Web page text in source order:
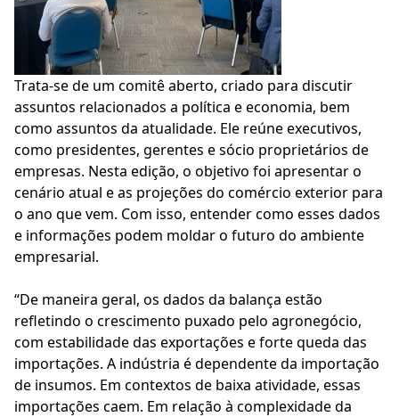
Trata-se de um comitê aberto, criado para discutir
assuntos relacionados a política e economia, bem
como assuntos da atualidade. Ele reúne executivos,
como presidentes, gerentes e sócio proprietários de
empresas. Nesta edição, o objetivo foi apresentar o
cenário atual e as projeções do comércio exterior para
o ano que vem. Com isso, entender como esses dados
e informações podem moldar o futuro do ambiente
empresarial.
“De maneira geral, os dados da balança estão
refletindo o crescimento puxado pelo agronegócio,
com estabilidade das exportações e forte queda das
importações. A indústria é dependente da importação
de insumos. Em contextos de baixa atividade, essas
importações caem. Em relação à complexidade da